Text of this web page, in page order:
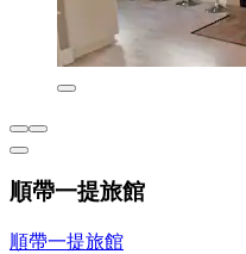
順帶一提旅館
順帶一提旅館